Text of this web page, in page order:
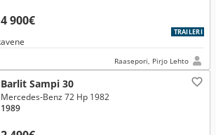
4 900€
TRAILERI
Raasepori, Pirjo Lehto
Barlit Sampi 30
Mercedes-Benz 72 Hp 1982
1989